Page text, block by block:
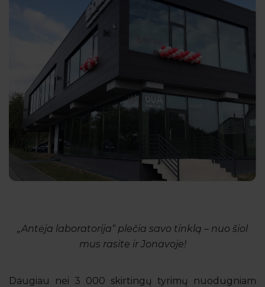
„Antėja laboratorija“ plečia savo tinklą – nuo šiol
mus rasite ir Jonavoje!
Daugiau nei 3 000 skirtingų tyrimų nuodugniam